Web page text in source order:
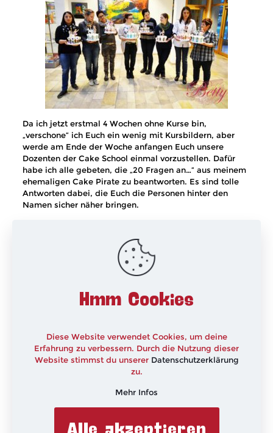
Da ich jetzt erstmal 4 Wochen ohne Kurse bin,
„verschone“ ich Euch ein wenig mit Kursbildern, aber
werde am Ende der Woche anfangen Euch unsere
Dozenten der Cake School einmal vorzustellen. Dafür
habe ich alle gebeten, die „20 Fragen an…“ aus meinem
ehemaligen Cake Pirate zu beantworten. Es sind tolle
Antworten dabei, die Euch die Personen hinter den
Namen sicher näher bringen.
Hmm Cookies
Diese Website verwendet Cookies, um deine
Erfahrung zu verbessern. Durch die Nutzung dieser
Website stimmst du unserer Datenschutzerklärung
zu.
Mehr Infos